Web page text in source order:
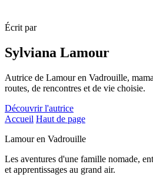
Écrit par
Sylviana Lamour
Autrice de Lamour en Vadrouille,
routes, de rencontres et de vie choisie.
Découvrir l'autrice
Accueil Haut de page
Lamour en Vadrouille
Les aventures d'une famille nomade,
et apprentissages au grand air.